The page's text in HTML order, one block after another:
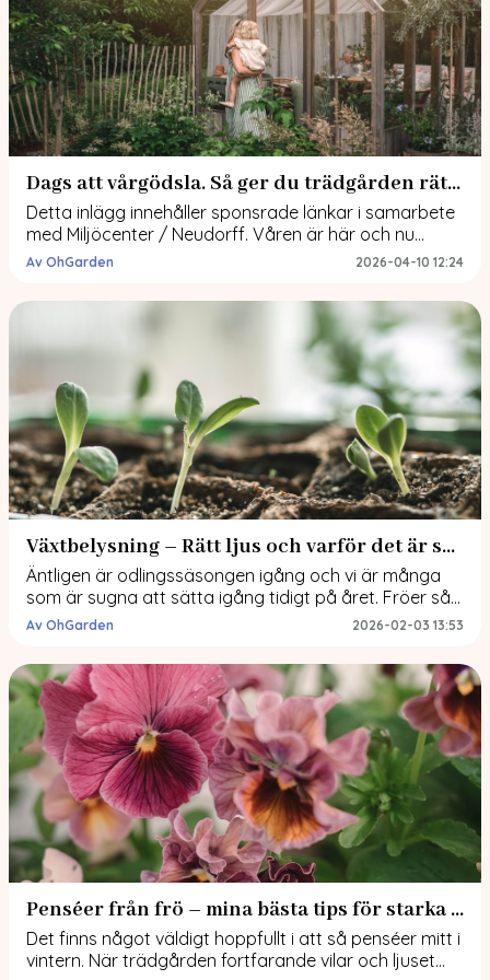
Dags att vårgödsla. Så ger du trädgården rätt start!
Detta inlägg innehåller sponsrade länkar i samarbete
med Miljöcenter / Neudorff. Våren är här och nu
börjar trädgården äntligen vakna till liv. Efter en lång
växterna kan behöva en kickstart för att orka sätta
blad, knoppar och blom. Att gödsla på våren handlar
däremot inte så […]
2026-04-10 12:24
Av OhGarden
Växtbelysning – Rätt ljus och varför det är så viktigt!
Äntligen är odlingssäsongen igång och vi är många
som är sugna att sätta igång tidigt på året. Fröer sås,
planer görs och längtan efter små knubbiga plantor
dagsljuset riktigt räcker till. Och just i den här fasen
spelar ljuset en avgörande roll. Med rätt växtbelysning
får […]
2026-02-03 13:53
Av OhGarden
Penséer från frö – mina bästa tips för starka plantor
Det finns något väldigt hoppfullt i att så penséer mitt i
vintern. När trädgården fortfarande vilar och ljuset